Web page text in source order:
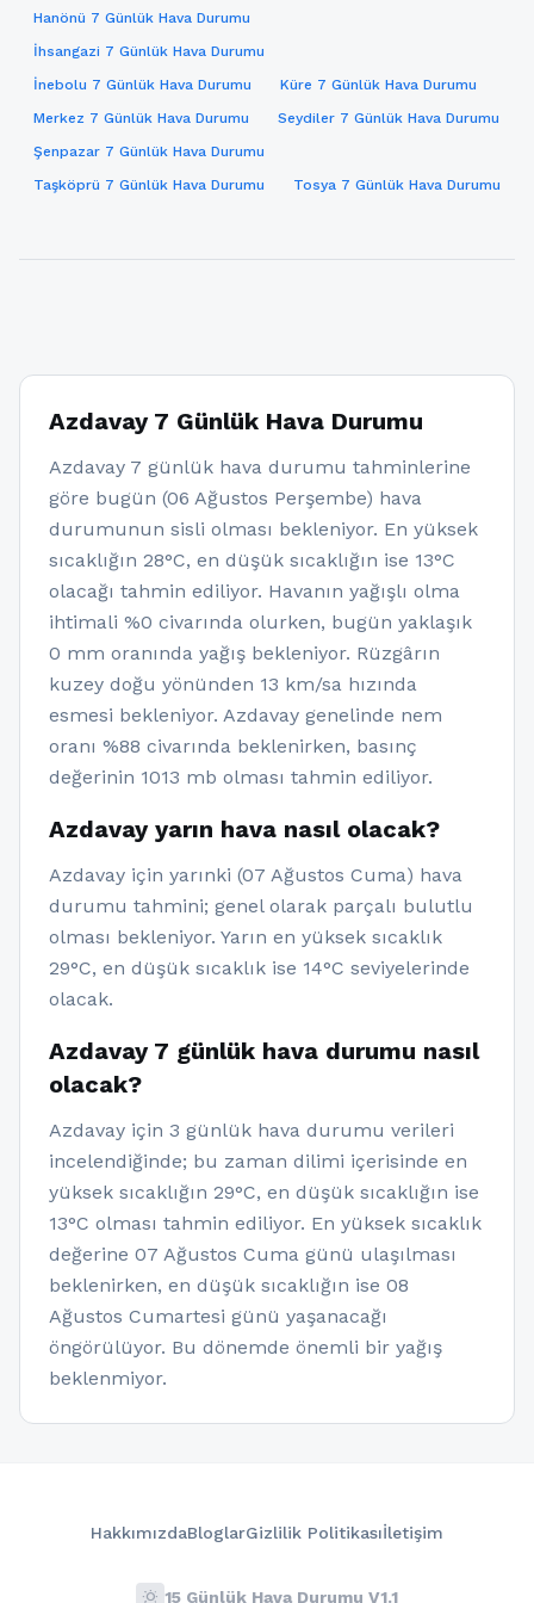
Hanönü 7 Günlük Hava Durumu
İhsangazi 7 Günlük Hava Durumu
İnebolu 7 Günlük Hava Durumu
Küre 7 Günlük Hava Durumu
Merkez 7 Günlük Hava Durumu
Seydiler 7 Günlük Hava Durumu
Şenpazar 7 Günlük Hava Durumu
Taşköprü 7 Günlük Hava Durumu
Tosya 7 Günlük Hava Durumu
Azdavay 7 Günlük Hava Durumu
Azdavay 7 günlük hava durumu tahminlerine
göre bugün (06 Ağustos Perşembe) hava
durumunun sisli olması bekleniyor. En yüksek
sıcaklığın 28°C, en düşük sıcaklığın ise 13°C
olacağı tahmin ediliyor. Havanın yağışlı olma
ihtimali %0 civarında olurken, bugün yaklaşık
0 mm oranında yağış bekleniyor. Rüzgârın
kuzey doğu yönünden 13 km/sa hızında
esmesi bekleniyor. Azdavay genelinde nem
oranı %88 civarında beklenirken, basınç
değerinin 1013 mb olması tahmin ediliyor.
Azdavay yarın hava nasıl olacak?
Azdavay için yarınki (07 Ağustos Cuma) hava
durumu tahmini; genel olarak parçalı bulutlu
olması bekleniyor. Yarın en yüksek sıcaklık
29°C, en düşük sıcaklık ise 14°C seviyelerinde
olacak.
Azdavay 7 günlük hava durumu nasıl
olacak?
Azdavay için 3 günlük hava durumu verileri
incelendiğinde; bu zaman dilimi içerisinde en
yüksek sıcaklığın 29°C, en düşük sıcaklığın ise
13°C olması tahmin ediliyor. En yüksek sıcaklık
değerine 07 Ağustos Cuma günü ulaşılması
beklenirken, en düşük sıcaklığın ise 08
Ağustos Cumartesi günü yaşanacağı
öngörülüyor. Bu dönemde önemli bir yağış
beklenmiyor.
HakkımızdaBloglarGizlilik Politikasıİletişim
wb_sunny 15 Günlük Hava Durumu V1.1